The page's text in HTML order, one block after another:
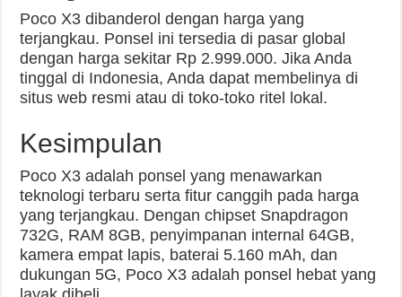
Poco X3 dibanderol dengan harga yang
terjangkau. Ponsel ini tersedia di pasar global
dengan harga sekitar Rp 2.999.000. Jika Anda
tinggal di Indonesia, Anda dapat membelinya di
situs web resmi atau di toko-toko ritel lokal.
Kesimpulan
Poco X3 adalah ponsel yang menawarkan
teknologi terbaru serta fitur canggih pada harga
yang terjangkau. Dengan chipset Snapdragon
732G, RAM 8GB, penyimpanan internal 64GB,
kamera empat lapis, baterai 5.160 mAh, dan
dukungan 5G, Poco X3 adalah ponsel hebat yang